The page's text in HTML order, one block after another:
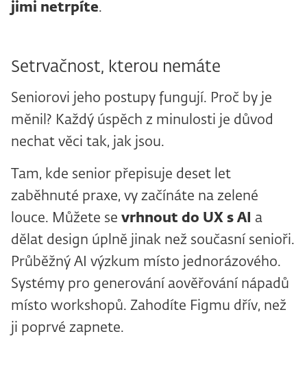
jimi netrpíte.
Setrvačnost, kterou nemáte
Seniorovi jeho postupy fungují. Proč by je
měnil? Každý úspěch z minulosti je důvod
nechat věci tak, jak jsou.
Tam, kde senior přepisuje deset let
zaběhnuté praxe, vy začínáte na zelené
louce. Můžete se vrhnout do UX s AI a
dělat design úplně jinak než současní senioři.
Průběžný AI výzkum místo jednorázového.
Systémy pro generování aověřování nápadů
místo workshopů. Zahodíte Figmu dřív, než
ji poprvé zapnete.